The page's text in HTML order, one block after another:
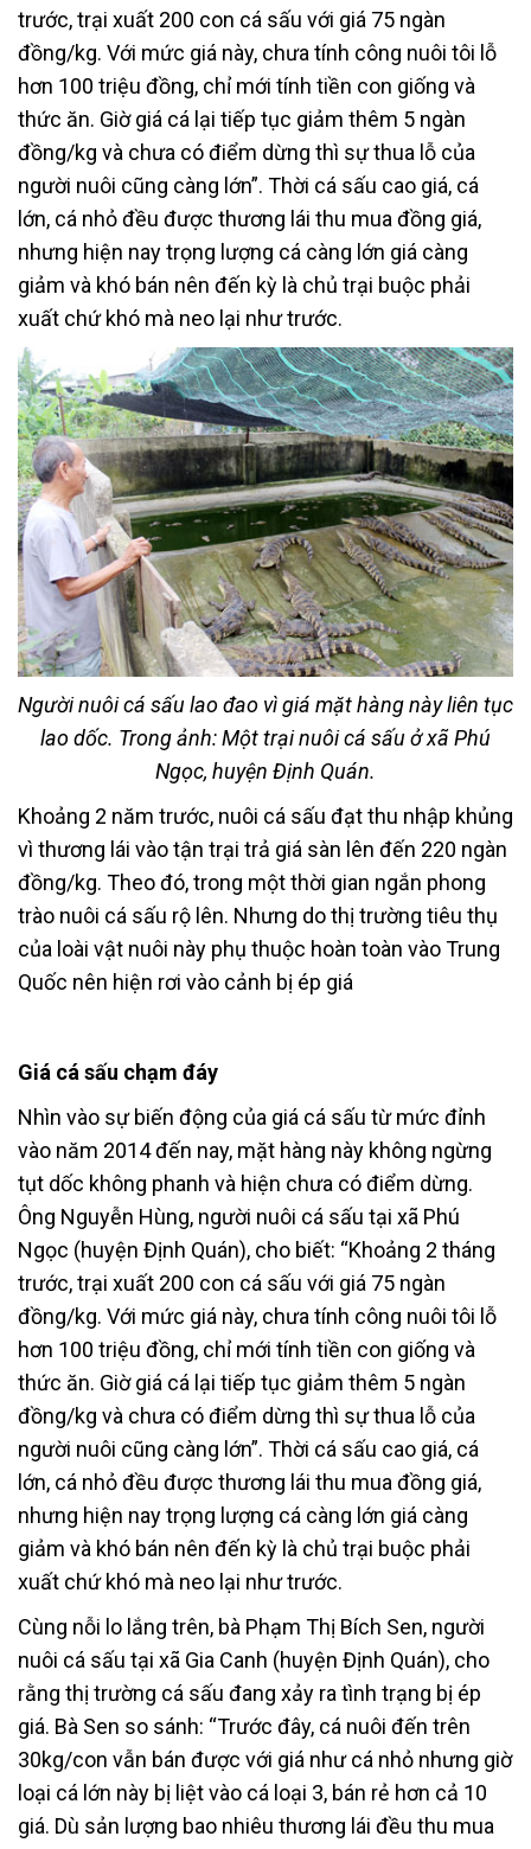
trước, trại xuất 200 con cá sấu với giá 75 ngàn
đồng/kg. Với mức giá này, chưa tính công nuôi tôi lỗ
hơn 100 triệu đồng, chỉ mới tính tiền con giống và
thức ăn. Giờ giá cá lại tiếp tục giảm thêm 5 ngàn
đồng/kg và chưa có điểm dừng thì sự thua lỗ của
người nuôi cũng càng lớn”. Thời cá sấu cao giá, cá
lớn, cá nhỏ đều được thương lái thu mua đồng giá,
nhưng hiện nay trọng lượng cá càng lớn giá càng
giảm và khó bán nên đến kỳ là chủ trại buộc phải
xuất chứ khó mà neo lại như trước.
Người nuôi cá sấu lao đao vì giá mặt hàng này liên tục
lao dốc. Trong ảnh: Một trại nuôi cá sấu ở xã Phú
Ngọc, huyện Định Quán.
Khoảng 2 năm trước, nuôi cá sấu đạt thu nhập khủng
vì thương lái vào tận trại trả giá sàn lên đến 220 ngàn
đồng/kg. Theo đó, trong một thời gian ngắn phong
trào nuôi cá sấu rộ lên. Nhưng do thị trường tiêu thụ
của loài vật nuôi này phụ thuộc hoàn toàn vào Trung
Quốc nên hiện rơi vào cảnh bị ép giá
Giá cá sấu chạm đáy
Nhìn vào sự biến động của giá cá sấu từ mức đỉnh
vào năm 2014 đến nay, mặt hàng này không ngừng
tụt dốc không phanh và hiện chưa có điểm dừng.
Ông Nguyễn Hùng, người nuôi cá sấu tại xã Phú
Ngọc (huyện Định Quán), cho biết: “Khoảng 2 tháng
trước, trại xuất 200 con cá sấu với giá 75 ngàn
đồng/kg. Với mức giá này, chưa tính công nuôi tôi lỗ
hơn 100 triệu đồng, chỉ mới tính tiền con giống và
thức ăn. Giờ giá cá lại tiếp tục giảm thêm 5 ngàn
đồng/kg và chưa có điểm dừng thì sự thua lỗ của
người nuôi cũng càng lớn”. Thời cá sấu cao giá, cá
lớn, cá nhỏ đều được thương lái thu mua đồng giá,
nhưng hiện nay trọng lượng cá càng lớn giá càng
giảm và khó bán nên đến kỳ là chủ trại buộc phải
xuất chứ khó mà neo lại như trước.
Cùng nỗi lo lắng trên, bà Phạm Thị Bích Sen, người
nuôi cá sấu tại xã Gia Canh (huyện Định Quán), cho
rằng thị trường cá sấu đang xảy ra tình trạng bị ép
giá. Bà Sen so sánh: “Trước đây, cá nuôi đến trên
30kg/con vẫn bán được với giá như cá nhỏ nhưng giờ
loại cá lớn này bị liệt vào cá loại 3, bán rẻ hơn cả 10
giá. Dù sản lượng bao nhiêu thương lái đều thu mua